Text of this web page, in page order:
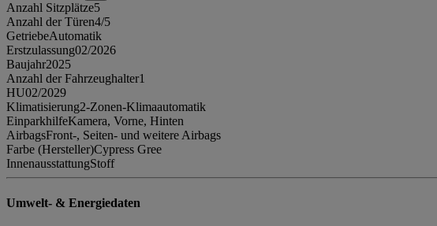
Anzahl Sitzplätze5
Anzahl der Türen4/5
GetriebeAutomatik
Erstzulassung02/2026
Baujahr2025
Anzahl der Fahrzeughalter1
HU02/2029
Klimatisierung2-Zonen-Klimaautomatik
EinparkhilfeKamera, Vorne, Hinten
AirbagsFront-, Seiten- und weitere Airbags
Farbe (Hersteller)Cypress Gree
InnenausstattungStoff
Umwelt- & Energiedaten